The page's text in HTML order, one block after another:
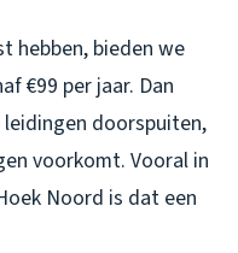
hebben, bieden we
€99 per jaar. Dan
doorspuiten,
voorkomt. Vooral in
Noord is dat een